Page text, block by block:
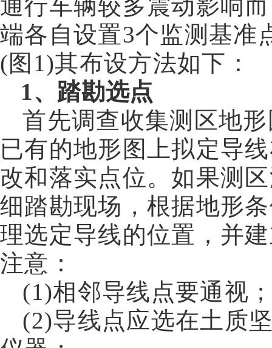
通行车辆较多震动影响
端各自设置3个监测基准
(图 1)其布设方法如下：
1、踏勘选点
首先调查收集测区地
已有的地形图上拟定导
改和落实点位。如果测
细踏勘现场，根据地形
理选定导线的位置，并
注意：
(1)相邻导线点要通视
(2)导线点应选在土质